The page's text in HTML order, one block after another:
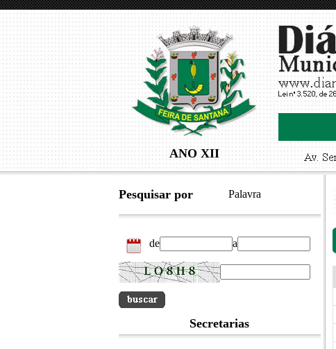
ANO XII
Pesquisar por Palavra
de a
Secretarias